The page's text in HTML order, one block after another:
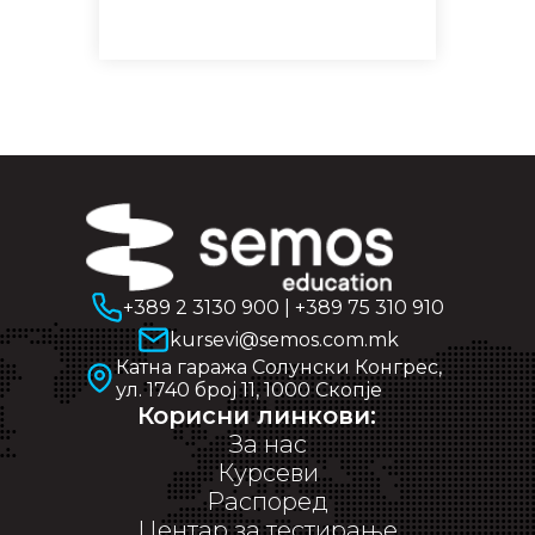
+389 2 3130 900
+389 75 310 910
kursevi@semos.com.mk
Катна гаража Солунски Конгрес,
ул. 1740 број 11, 1000 Скопје
Корисни линкови:
За нас
Курсеви
Распоред